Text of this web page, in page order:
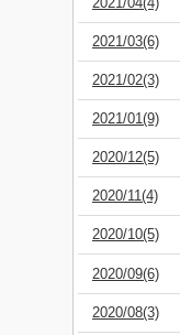
2021/03(6)
2021/02(3)
2021/01(9)
2020/12(5)
2020/11(4)
2020/10(5)
2020/09(6)
2020/08(3)